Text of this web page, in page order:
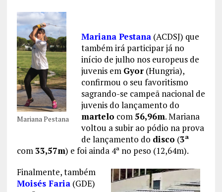
Mariana Pestana
Mariana Pestana(ACDSJ) que
também irá participar já no
início de julho nos europeus de
juvenis em Gyor(Hungria),
confirmou o seu favoritismo
sagrando-se campeã nacional de
juvenis do lançamento do
martelo com56,96m. Mariana
voltou a subir ao pódio na prova
de lançamento do disco (3ª
com33,57m) e foi ainda 4ª no peso (12,64m).
Finalmente, também
Moisés Faria(GDE)